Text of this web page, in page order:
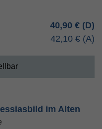
40,90 €
42,10 €
im Alten